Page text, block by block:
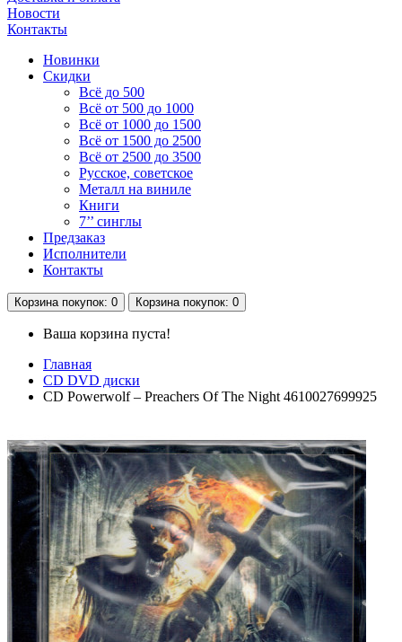
Новости
Контакты
Новинки
Скидки
Всё до 500
Всё от 500 до 1000
Всё от 1000 до 1500
Всё от 1500 до 2500
Всё от 2500 до 3500
Русское, советское
Металл на виниле
Книги
7’’ синглы
Предзаказ
Исполнители
Контакты
Корзина покупок: 0 Корзина покупок: 0
Ваша корзина пуста!
Главная
CD DVD диски
CD Powerwolf – Preachers Of The Night 4610027699925